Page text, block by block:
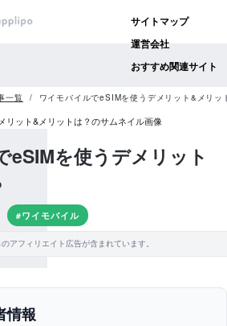
サイトマップ
運営会社
おすすめ関連サイト
一覧 ワイモバイルでeSIMを使うデメリット&メリッ
eSIMを使うデメリット
#ワイモバイル
アフィリエイト広告が含まれています。
情報